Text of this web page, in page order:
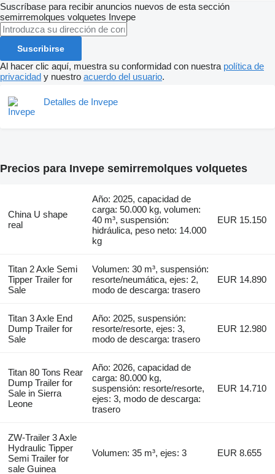
Suscríbase para recibir anuncios nuevos de esta sección
semirremolques volquetes Invepe
Suscribirse
Al hacer clic aquí, muestra su conformidad con nuestra política de
privacidad y nuestro acuerdo del usuario.
Detalles de Invepe
Precios para Invepe semirremolques volquetes
China U shape
real
Año: 2025, capacidad de
carga: 50.000 kg, volumen:
40 m³, suspensión:
hidráulica, peso neto: 14.000
kg
EUR 15.150
Titan 2 Axle Semi
Tipper Trailer for
Sale
Volumen: 30 m³, suspensión:
resorte/neumática, ejes: 2,
modo de descarga: trasero
EUR 14.890
Titan 3 Axle End
Dump Trailer for
Sale
Año: 2025, suspensión:
resorte/resorte, ejes: 3,
modo de descarga: trasero
EUR 12.980
Titan 80 Tons Rear
Dump Trailer for
Sale in Sierra
Leone
Año: 2026, capacidad de
carga: 80.000 kg,
suspensión: resorte/resorte,
ejes: 3, modo de descarga:
trasero
EUR 14.710
ZW-Trailer 3 Axle
Hydraulic Tipper
Semi Trailer for
sale Guinea
Volumen: 35 m³, ejes: 3 EUR 8.655